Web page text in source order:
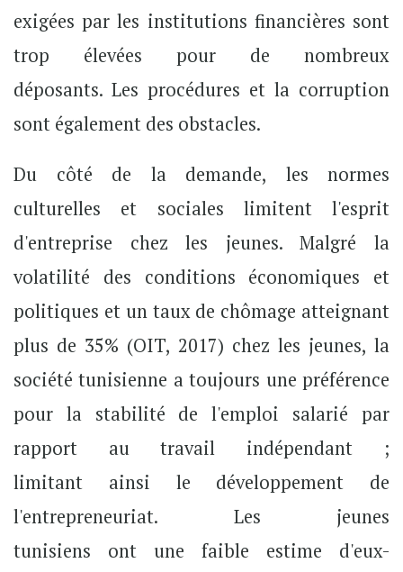
exigées par les institutions financières sont
trop élevées pour de nombreux
déposants. Les procédures et la corruption
sont également des obstacles.
Du côté de la demande, les normes
culturelles et sociales limitent l'esprit
d'entreprise chez les jeunes. Malgré la
volatilité des conditions économiques et
politiques et un taux de chômage atteignant
plus de 35% (OIT, 2017) chez les jeunes, la
société tunisienne a toujours une préférence
pour la stabilité de l'emploi salarié par
rapport au travail indépendant ;
limitant ainsi le développement de
l'entrepreneuriat. Les jeunes
tunisiens ont une faible estime d'eux-